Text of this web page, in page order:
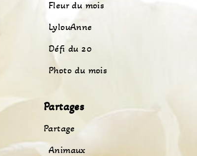
Fleur du mois
LylouAnne
Défi du 20
Photo du mois
Partages
Partage
Animaux